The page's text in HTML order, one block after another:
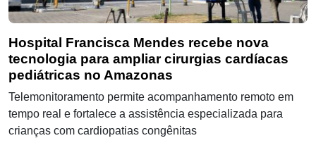
Hospital Francisca Mendes recebe nova
tecnologia para ampliar cirurgias cardíacas
pediátricas no Amazonas
Telemonitoramento permite acompanhamento remoto em
tempo real e fortalece a assistência especializada para
crianças com cardiopatias congênitas